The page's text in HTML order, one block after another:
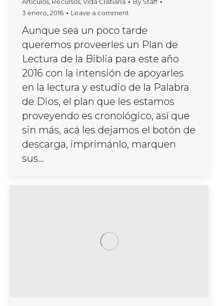
3 enero, 2016
Leave a comment
Aunque sea un poco tarde
queremos proveerles un Plan de
Lectura de la Biblia para este año
2016 con la intensión de apoyarles
en la lectura y estudio de la Palabra
de Dios, el plan que les estamos
proveyendo es cronológico, así que
sin más, acá les dejamos el botón de
descarga, imprimánlo, marquen
sus…